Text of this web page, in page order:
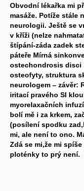
Obvodní lékařka mi
masáže. Potíže stále
neurologii. Ještě se
v kříži (nelze
štípání-záda zadek
páteře Mírná
ostechondrosis disci
osteofyty, struktura
neurologem – závěr:
iritací pravého SI
myorelaxačních
bolí mě i za krkem,
(posílení spodku
mi, ale není to ono.
Zdá se mi,že mi
ploténky to prý není.